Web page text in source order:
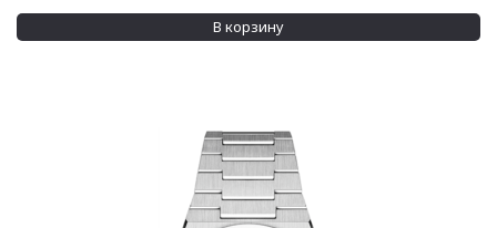
В корзину